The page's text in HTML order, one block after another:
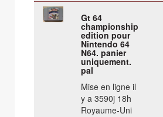
Gt 64
championship
edition pour
Nintendo 64
N64. panier
uniquement.
pal
Mise en ligne il
y a 3590j 18h
Royaume-Uni